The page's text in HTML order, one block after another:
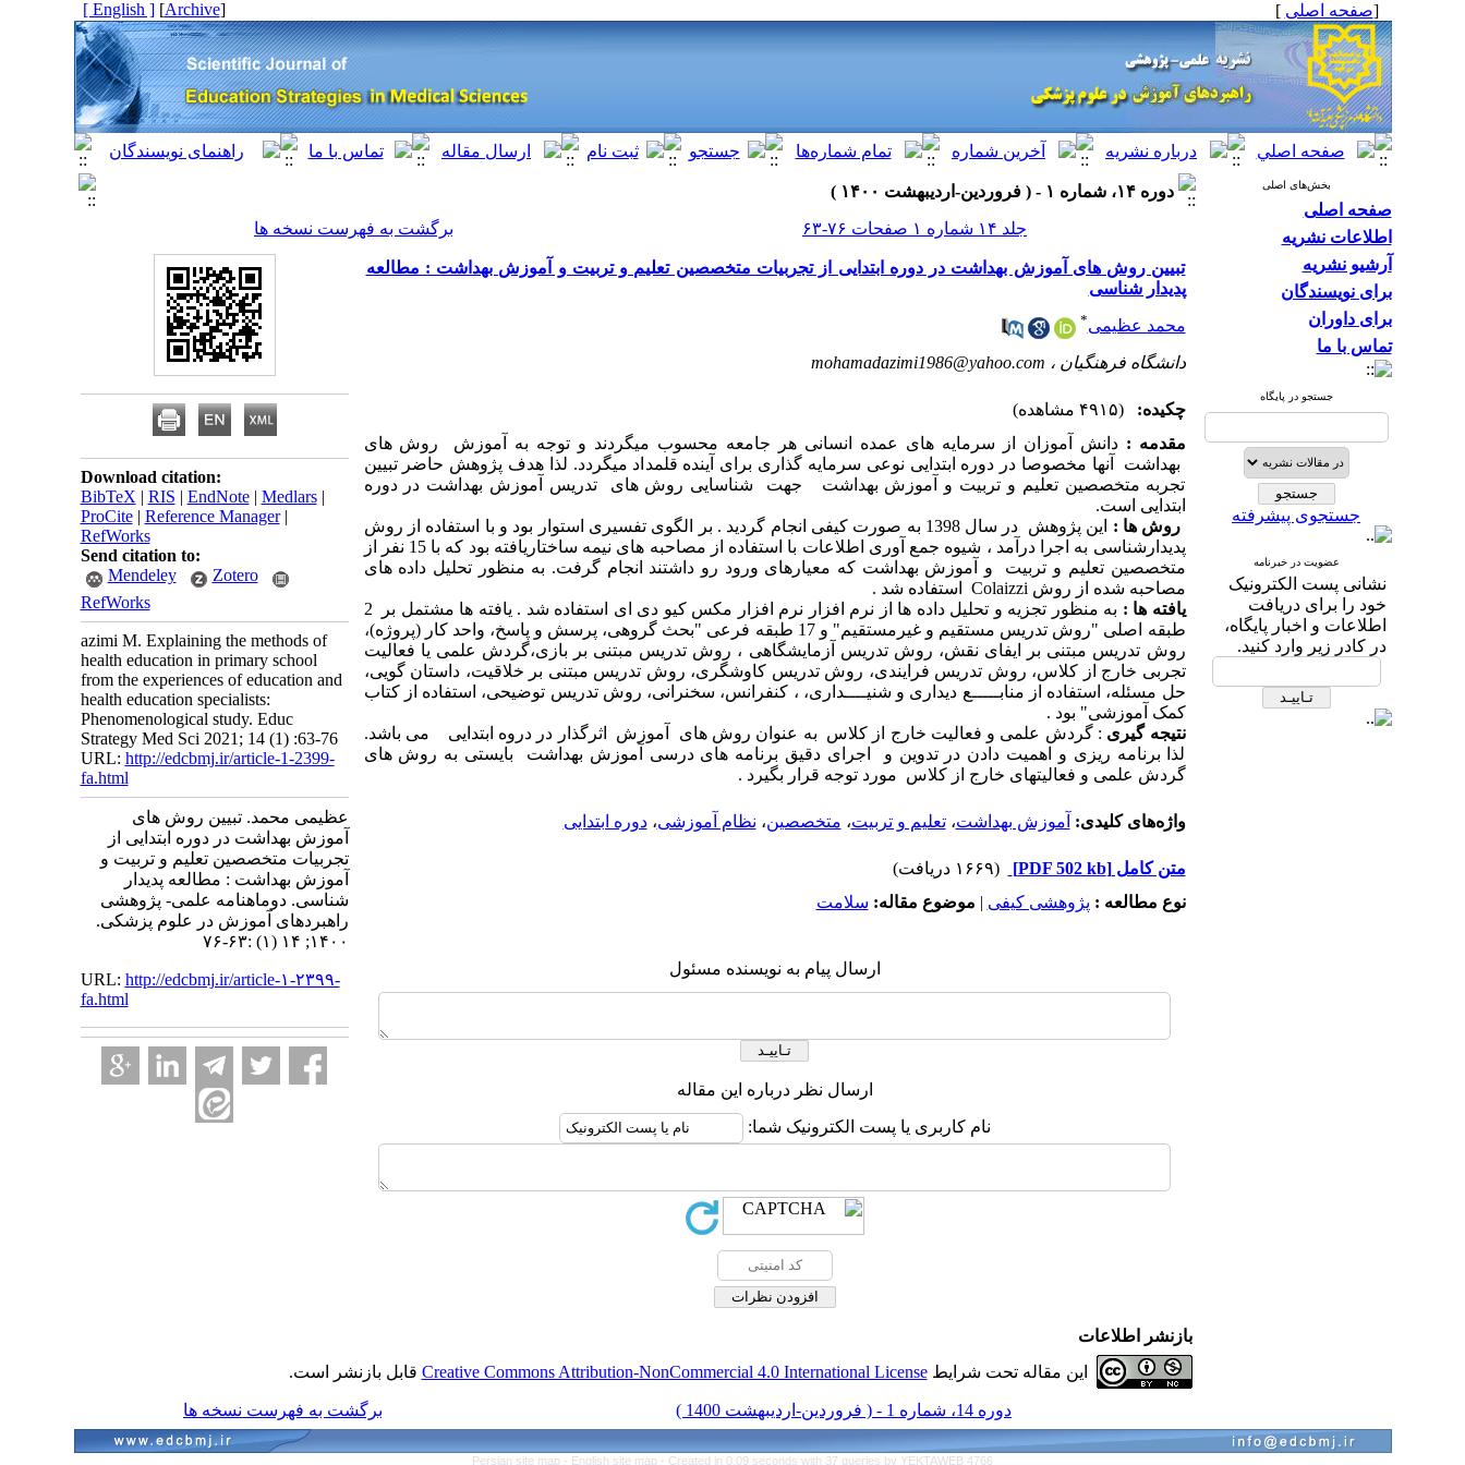
[صفحه اصلی ]
[
Archive
]
[ English ]
بخش‌های اصلی
صفحه اصلی
اطلاعات نشریه
آرشیو نشریه
برای نویسندگان
برای داوران
تماس با ما
جستجو در پایگاه
جستجوی پیشرفته
عضویت در خبرنامه
نشانی پست الکترونیک
خود را برای دریافت
اطلاعات و اخبار پایگاه،
در کادر زیر وارد کنید.
دوره ۱۴، شماره ۱ - ( فروردین-اردیبهشت ۱۴۰۰ )
جلد ۱۴ شماره ۱ صفحات ۷۶-۶۳
برگشت به فهرست نسخه ها
تبیین روش های آموزش بهداشت در دوره ابتدایی از تجربیات متخصصین تعلیم و تربیت و آموزش بهداشت : مطالعه
پدیدار شناسی
محمد عظیمی*
دانشگاه فرهنگیان ، mohamadazimi1986@yahoo.com
چکیده:
(۴۹۱۵ مشاهده)
مقدمه : دانش آموزان از سرمایه های عمده انسانی هر جامعه محسوب میگردند و توجه به آموزش روش های
بهداشت آنها مخصوصا در دوره ابتدایی نوعی سرمایه گذاری برای آینده قلمداد میگردد. لذا هدف پژوهش حاضر تبیین
تجربه متخصصین تعلیم و تربیت و آموزش بهداشت جهت شناسایی روش های تدریس آموزش بهداشت در دوره
ابتدایی است.
روش ها :
این پژوهش در سال 1398 به صورت کیفی انجام گردید . بر الگوی تفسیری استوار بود و با استفاده از روش
پدیدارشناسی به اجرا درآمد ، شیوه جمع آوری اطلاعات با استفاده از مصاحبه های نیمه ساختاریافته بود که با 15 نفر از
متخصصین تعلیم و تربیت و آموزش بهداشت که معیارهای ورود رو داشتند انجام گرفت. به منظور تحلیل داده های
مصاحبه شده از روش Colaizzi استفاده شد .
یافته ها :
به منظور تجزیه و تحلیل داده ها از نرم افزار نرم افزار مکس کیو دی ای استفاده شد . یافته ها مشتمل بر 2
طبقه اصلی "روش تدریس مستقیم و غیرمستقیم" و 17 طبقه فرعی "بحث گروهی، پرسش و پاسخ، واحد کار (پروژه)،
روش تدریس مبتنی بر ایفای نقش، روش تدریس آزمایشگاهی ، روش تدریس مبتنی بر بازی،گردش علمی یا فعالیت
تجربی خارج از کلاس، روش تدریس فرایندی، روش تدریس کاوشگری، روش تدریس مبتنی بر خلاقیت، داستان گویی،
حل مسئله، استفاده از منابـــــع دیداری و شنیــــداری، ، کنفرانس، سخنرانی، روش تدریس توضیحی، استفاده از کتاب
کمک آموزشی" بود .
نتیجه گیری : گردش علمی و فعالیت خارج از کلاس به عنوان روش های آموزش اثرگذار در دروه ابتدایی می باشد.
لذا برنامه ریزی و اهمیت دادن در تدوین و اجرای دقیق برنامه های درسی آموزش بهداشت بایستی به روش های
گردش علمی و فعالیتهای خارج از کلاس مورد توجه قرار بگیرد .
واژه‌های کلیدی: آموزش بهداشت،تعلیم و تربیت، متخصصین، نظام آموزشی،دوره ابتدایی
متن کامل[PDF 502 kb]
(۱۶۶۹ دریافت)
نوع مطالعه : پژوهشی کيفی | موضوع مقاله: سلامت
ارسال پیام به نویسنده مسئول
ارسال نظر درباره این مقاله
نام کاربری یا پست الکترونیک شما:
Download citation:
BibTeX | RIS | EndNote| Medlars|
ProCite| Reference Manager|
RefWorks
Send citation to:
Mendeley
Zotero
RefWorks
azimi M. Explaining the methods of
health education in primary school
from the experiences of education and
health education specialists:
Phenomenological study. Educ
Strategy Med Sci 2021; 14 (1) :63-76
URL: http://edcbmj.ir/article-1-2399-
fa.html
عظیمی محمد. تبیین روش های
آموزش بهداشت در دوره ابتدایی از
تجربیات متخصصین تعلیم و تربیت و
آموزش بهداشت : مطالعه پدیدار
شناسی. دوماهنامه علمی- پژوهشی
راهبردهای آموزش در علوم پزشکی.
۱۴۰۰; ۱۴ (۱) :۶۳-۷۶
URL: http://edcbmj.ir/article-۱-۲۳۹۹-
fa.html
بازنشر اطلاعات
این مقاله تحت شرایطCreative Commons Attribution-NonCommercial 4.0 International License قابل بازنشر است.
دوره 14، شماره 1 - ( فروردین-اردیبهشت 1400 ) برگشت به فهرست نسخه ها
Persian site map - English site map - Created in 0.09 seconds with 37 queries by YEKTAWEB 4766